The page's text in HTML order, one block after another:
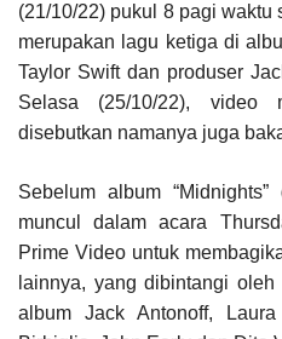
(21/10/22) pukul 8 pagi waktu
merupakan lagu ketiga di
Taylor Swift dan produser
Selasa (25/10/22),
disebutkan namanya juga
Sebelum album
muncul dalam acara
Prime Video untuk
lainnya, yang dibintangi
album Jack Antonoff,